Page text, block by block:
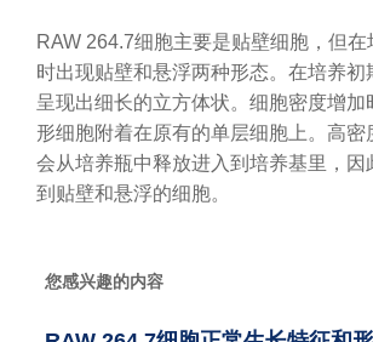
RAW 264.7细胞主要是贴壁细胞，但在
时出现贴壁和悬浮两种形态。在培养初
呈现出细长的立方体状。细胞密度增加
形细胞附着在原有的单层细胞上。高密
会从培养瓶中释放进入到培养基里，因
到贴壁和悬浮的细胞。
您感兴趣的内容